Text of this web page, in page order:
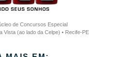
de Concursos Especial
Vista (ao lado da Celpe) • Recife-PE